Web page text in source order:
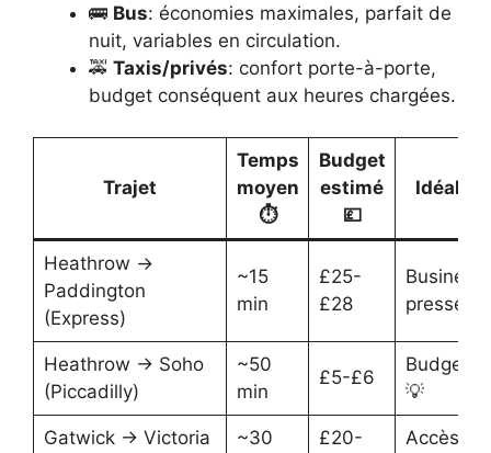
🚌 Bus: économies maximales, parfait de
nuit, variables en circulation.
🚕 Taxis/privés: confort porte-à-porte,
budget conséquent aux heures chargées.
Trajet
Temps
moyen
⏱️
Budget
estimé
💷
Idéal
Heathrow →
Paddington
(Express)
~15
min
£25-
£28
Business
pressé 🧳
Heathrow → Soho
(Piccadilly)
~50
min
£5-£6
Budget
💡
Gatwick → Victoria
~30
£20-
Accès